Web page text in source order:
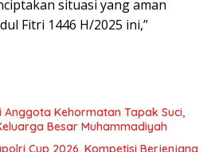
situasi yang aman
Fitri 1446 H/2025 ini,”
Kehormatan Tapak Suci,
Besar Muhammadiyah
Cup 2026, Kompetisi Berjenjang